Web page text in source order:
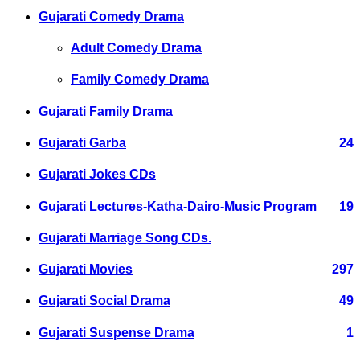
Gujarati Comedy Drama
Adult Comedy Drama
Family Comedy Drama
Gujarati Family Drama
Gujarati Garba 24
Gujarati Jokes CDs
Gujarati Lectures-Katha-Dairo-Music Program 19
Gujarati Marriage Song CDs.
Gujarati Movies 297
Gujarati Social Drama 49
Gujarati Suspense Drama 1